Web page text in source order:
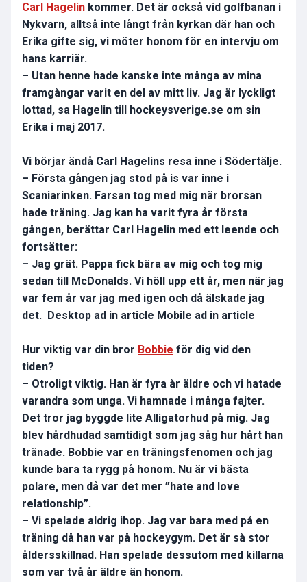
Carl Hagelin kommer. Det är också vid golfbanan i
Nykvarn, alltså inte långt från kyrkan där han och
Erika gifte sig, vi möter honom för en intervju om
hans karriär.
– Utan henne hade kanske inte många av mina
framgångar varit en del av mitt liv. Jag är lyckligt
lottad, sa Hagelin till hockeysverige.se om sin
Erika i maj 2017.
Vi börjar ändå Carl Hagelins resa inne i Södertälje.
– Första gången jag stod på is var inne i
Scaniarinken. Farsan tog med mig när brorsan
hade träning. Jag kan ha varit fyra år första
gången, berättar Carl Hagelin med ett leende och
fortsätter:
– Jag grät. Pappa fick bära av mig och tog mig
sedan till McDonalds. Vi höll upp ett år, men när jag
var fem år var jag med igen och då älskade jag
det. Desktop ad in article Mobile ad in article
Hur viktig var din bror Bobbie för dig vid den
tiden?
– Otroligt viktig. Han är fyra år äldre och vi hatade
varandra som unga. Vi hamnade i många fajter.
Det tror jag byggde lite Alligatorhud på mig. Jag
blev hårdhudad samtidigt som jag såg hur hårt han
tränade. Bobbie var en träningsfenomen och jag
kunde bara ta rygg på honom. Nu är vi bästa
polare, men då var det mer ”hate and love
relationship”.
– Vi spelade aldrig ihop. Jag var bara med på en
träning då han var på hockeygym. Det är så stor
åldersskillnad. Han spelade dessutom med killarna
som var två år äldre än honom.